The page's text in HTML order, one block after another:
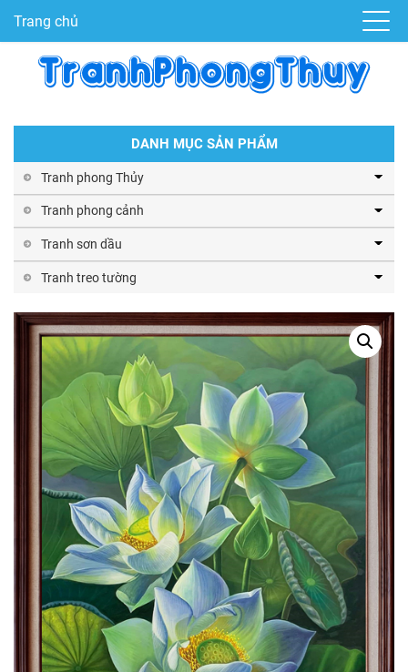
Trang chủ
DANH MỤC SẢN PHẨM
Tranh phong Thủy
Tranh phong cảnh
Tranh sơn dầu
Tranh treo tường